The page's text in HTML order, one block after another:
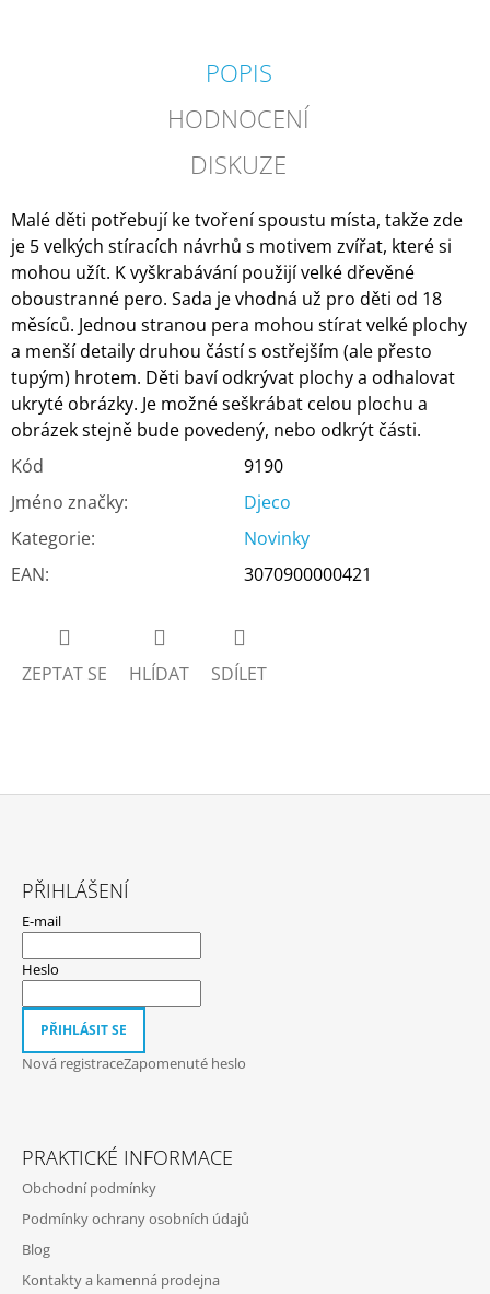
POPIS
HODNOCENÍ
DISKUZE
Malé děti potřebují ke tvoření spoustu místa, takže zde
je 5 velkých stíracích návrhů s motivem zvířat, které si
mohou užít. K vyškrabávání použijí velké dřevěné
oboustranné pero. Sada je vhodná už pro děti od 18
měsíců. Jednou stranou pera mohou stírat velké plochy
a menší detaily druhou částí s ostřejším (ale přesto
tupým) hrotem. Děti baví odkrývat plochy a odhalovat
ukryté obrázky. Je možné seškrábat celou plochu a
obrázek stejně bude povedený, nebo odkrýt části.
Kód
9190
Jméno značky:
Djeco
Kategorie:
Novinky
EAN: 3070900000421
ZEPTAT SE HLÍDAT SDÍLET
PŘIHLÁŠENÍ
E-mail
Heslo
PŘIHLÁSIT SE
Nová registraceZapomenuté heslo
PRAKTICKÉ INFORMACE
Obchodní podmínky
Podmínky ochrany osobních údajů
Blog
Kontakty a kamenná prodejna